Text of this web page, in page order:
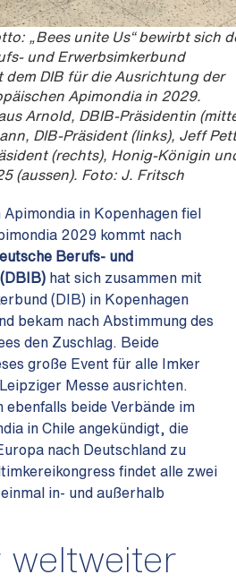
„Bees unite Us“ bewirbt sich
und Erwerbsimkerbund
dem DIB für die Ausrichtung der
Apimondia in 2029.
Arnold, DBIB-Präsidentin
DIB-Präsident (links), Jeff
(rechts), Honig-Königin
(aussen). Foto: J. Fritsch
in Kopenhagen fiel
2029 kommt nach
Berufs- und
hat sich zusammen mit
(DIB) in Kopenhagen
bekam nach Abstimmung des
den Zuschlag. Beide
große Event für alle Imker
Messe ausrichten.
beide Verbände im
in Chile angekündigt, die
nach Deutschland zu
findet alle zwei
in- und außerhalb
weltweiter